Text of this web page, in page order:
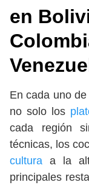
en
En cada uno
no solo los
cada región
técnicas, los
culturaa la
principales